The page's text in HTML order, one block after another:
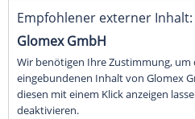
Empfohlener externer Inhalt:
Glomex GmbH
Wir benötigen Ihre Zustimmung,
eingebundenen Inhalt von Glomex
diesen mit einem Klick anzeigen
deaktivieren.